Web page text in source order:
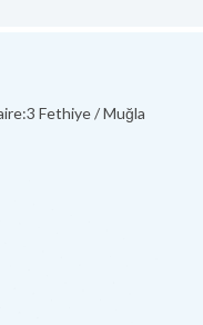
Fethiye / Muğla